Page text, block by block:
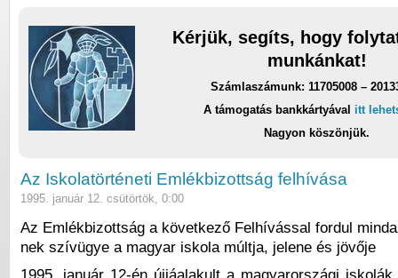
Kérjük, segíts, hogy
munkánkat!
Számlaszámunk: 11705008 –
A támogatás bankkártyával itt
Nagyon köszönjük.
Az Iskolatörténeti Emlék­bizottság felhívása
1995. január 12. csütörtök, 0:00
Az Emlékbizott­ság a következő Felhívással fordul
nek szívügye a magyar iskola múltja, jelene és jövője